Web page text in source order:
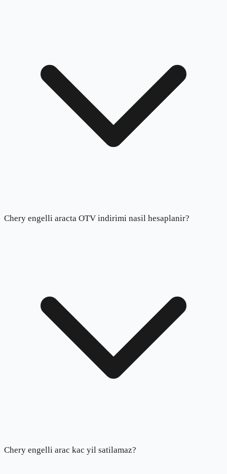
Chery engelli aracta OTV indirimi nasil hesaplanir?
Chery engelli arac kac yil satilamaz?